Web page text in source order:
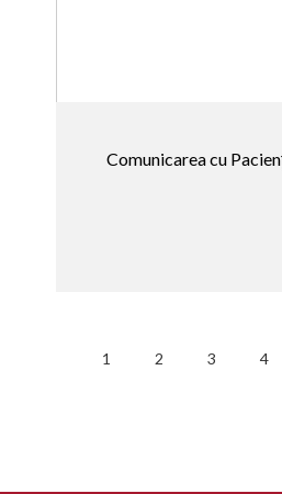
Comunicarea cu
1 2 3 4